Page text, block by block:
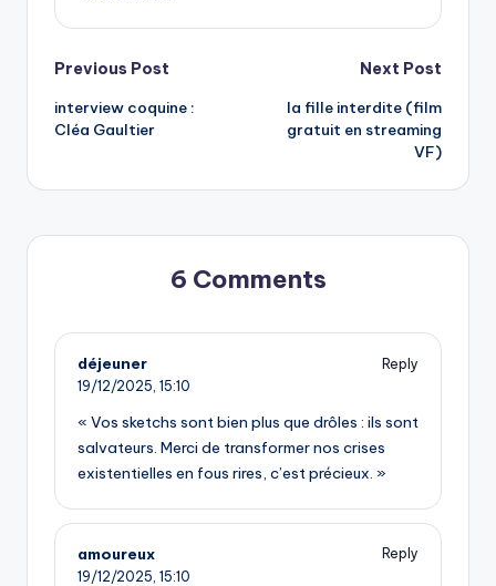
Post
navigation
Previous Post
interview coquine :
Cléa Gaultier
Next Post
la fille interdite (film
gratuit en streaming
VF)
6 Comments
déjeuner
Reply
19/12/2025, 15:10
« Vos sketchs sont bien plus que drôles : ils sont
salvateurs. Merci de transformer nos crises
existentielles en fous rires, c’est précieux. »
amoureux
Reply
19/12/2025, 15:10